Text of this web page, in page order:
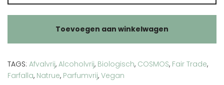
olie
Toevoegen aan winkelwagen
TAGS: Afvalvrij, Alcoholvrij, Biologisch, COSMOS, Fair Trade,
Farfalla, Natrue, Parfumvrij, Vegan